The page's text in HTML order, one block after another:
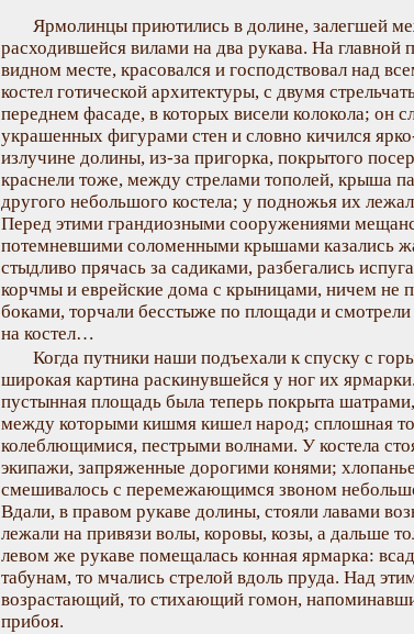
Ярмолинцы приютились в долине, залегшей
расходившейся вилами на два рукава. На
видном месте, красовался и господствовал над
костел готической архитектуры, с двумя
переднем фасаде, в которых висели колокола; он
украшенных фигурами стен и словно кичился
излучине долины, из-за пригорка, покрытого
краснели тоже, между стрелами тополей, крыша
другого небольшого костела; у подножья их
Перед этими грандиозными сооружениями
потемневшими соломенными крышами казались
стыдливо прячась за садиками, разбегались
корчмы и еврейские дома с крыницами, ничем не
боками, торчали бесстыже по площади и
на костел…
Когда путники наши подъехали к спуску с
широкая картина раскинувшейся у ног их
пустынная площадь была теперь покрыта
между которыми кишмя кишел народ; сплошная
колеблющимися, пестрыми волнами. У костела
экипажи, запряженные дорогими конями;
смешивалось с перемежающимся звоном
Вдали, в правом рукаве долины, стояли лавами
лежали на привязи волы, коровы, козы, а дальше
левом же рукаве помещалась конная ярмарка:
табунам, то мчались стрелой вдоль пруда. Над
возрастающий, то стихающий гомон,
прибоя.